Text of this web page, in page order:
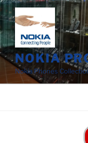
Saltar
al
contenido
NOKIA
Nokia Phones